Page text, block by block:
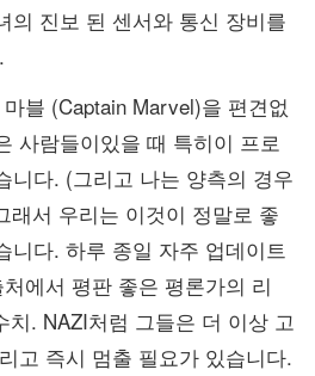
의 진보 된 센서와 통신 장비를
블 (Captain Marvel)을 편견없
사람들이있을 때 특히이 프로
니다. (그리고 나는 양측의 경우
래서 우리는 이것이 정말로 좋
니다. 하루 종일 자주 업데이트
에서 평판 좋은 평론가의 리
치. NAZI처럼 그들은 더 이상 고
고 즉시 멈출 필요가 있습니다.